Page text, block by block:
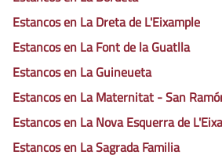
Estancos en La Dreta de L'Eixample
Estancos en La Font de la Guatlla
Estancos en La Guineueta
Estancos en La Maternitat - San
Estancos en La Nova Esquerra de
Estancos en La Sagrada Familia